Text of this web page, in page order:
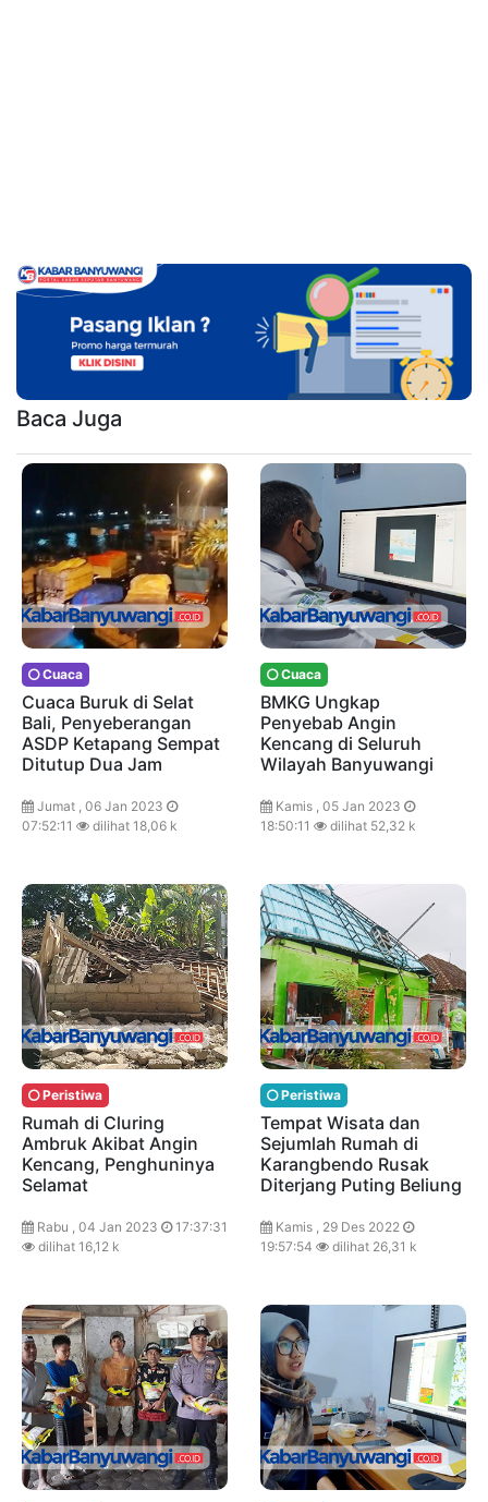
Baca Juga
Cuaca
Cuaca Buruk di Selat
Bali, Penyeberangan
ASDP Ketapang Sempat
Ditutup Dua Jam
Jumat , 06 Jan 2023
07:52:11
dilihat 18,06 k
Cuaca
BMKG Ungkap
Penyebab Angin
Kencang di Seluruh
Wilayah Banyuwangi
Kamis , 05 Jan 2023
18:50:11
dilihat 52,32 k
Peristiwa
Rumah di Cluring
Ambruk Akibat Angin
Kencang, Penghuninya
Selamat
Rabu , 04 Jan 2023
17:37:31
dilihat 16,12 k
Peristiwa
Tempat Wisata dan
Sejumlah Rumah di
Karangbendo Rusak
Diterjang Puting Beliung
Kamis , 29 Des 2022
19:57:54
dilihat 26,31 k